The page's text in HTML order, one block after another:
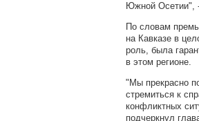
Южной Осетии",
По словам
на Кавказе в
роль, была
в этом регионе.
"Мы прекрасно
стремиться к
конфликтных
подчеркнул